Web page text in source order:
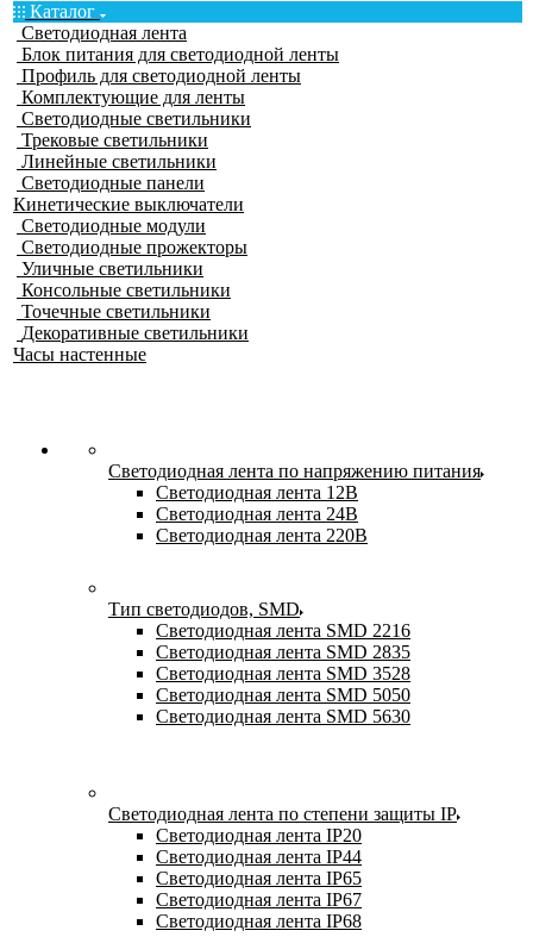
Каталог
Светодиодная лента
Блок питания для светодиодной ленты
Профиль для светодиодной ленты
Комплектующие для ленты
Светодиодные светильники
Трековые светильники
Линейные светильники
Светодиодные панели
Кинетические выключатели
Светодиодные модули
Светодиодные прожекторы
Уличные светильники
Консольные светильники
Точечные светильники
Декоративные светильники
Часы настенные
Светодиодная лента по напряжению питания
Светодиодная лента 12В
Светодиодная лента 24В
Светодиодная лента 220В
Тип светодиодов, SMD
Cветодиодная лента SMD 2216
Светодиодная лента SMD 2835
Светодиодная лента SMD 3528
Светодиодная лента SMD 5050
Светодиодная лента SMD 5630
Светодиодная лента по степени защиты IP
Светодиодная лента IP20
Светодиодная лента IP44
Светодиодная лента IP65
Светодиодная лента IP67
Светодиодная лента IP68